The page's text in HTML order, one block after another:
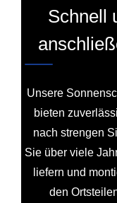
Schnell
Unsere
bieten
nach strengen
Sie über viele
liefern und
den